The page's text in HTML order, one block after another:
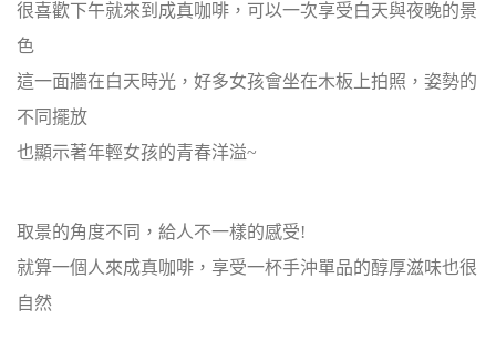
很喜歡下午就來到成真咖啡，可以一次享受白天與夜晚的景
色
這一面牆在白天時光，好多女孩會坐在木板上拍照，姿勢的
不同擺放
也顯示著年輕女孩的青春洋溢~
取景的角度不同，給人不一樣的感受!
就算一個人來成真咖啡，享受一杯手沖單品的醇厚滋味也很
自然